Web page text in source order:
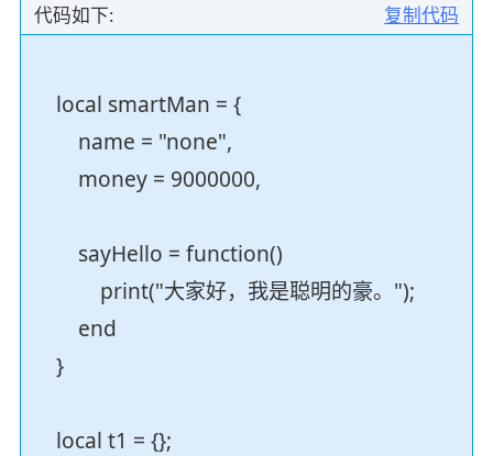
复制代码
代码如下:
local smartMan = {
name = "none",
money = 9000000,
sayHello = function()
print("大家好，我是聪明的豪。");
end
}
local t1 = {};